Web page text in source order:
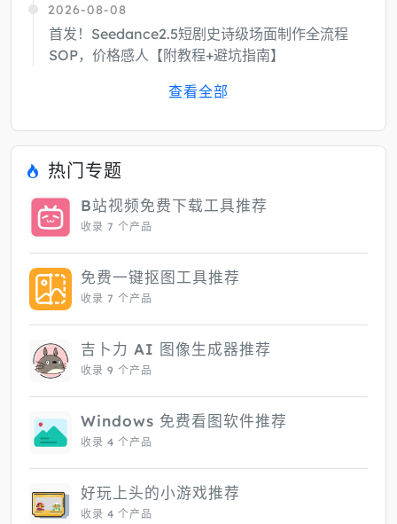
2026-08-08
首发！Seedance2.5短剧史诗级场面制作全流程
SOP，价格感人【附教程+避坑指南】
查看全部
热门专题
B站视频免费下载工具推荐
收录 7 个产品
免费一键抠图工具推荐
收录 7 个产品
吉卜力 AI 图像生成器推荐
收录 9 个产品
Windows 免费看图软件推荐
收录 4 个产品
好玩上头的小游戏推荐
收录 4 个产品